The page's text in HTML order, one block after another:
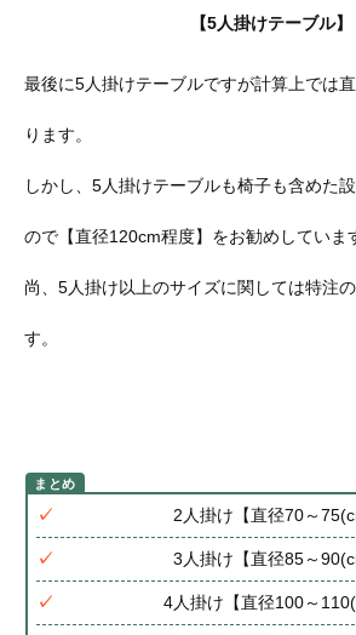
【5人掛けテーブル】
最後に5人掛けテーブルですが計算上では
ります。
しかし、5人掛けテーブルも椅子も含めた
ので【直径120cm程度】をお勧めしていま
尚、5人掛け以上のサイズに関しては特注
す。
2人掛け【直径70～
3人掛け【直径85～
4人掛け【直径100～